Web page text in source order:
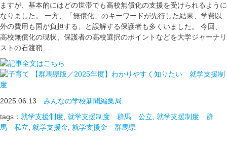
ますが、基本的にはどの世帯でも高校無償化の支援を受けられるように
なりました。 一方、「無償化」のキーワードが先行した結果、学費以
外の費用も国が負担する、と誤解する保護者も多くいました。 今回、
高校無償化の現状、保護者の高校選択のポイントなどを大学ジャーナリ
ストの石渡嶺 …
【群馬県版／2025年度】わかりやすく知りたい 就学支援制
度
2025.06.13 みんなの学校新聞編集局
tags： 就学支援制度 就学支援制度 群馬 公立 就学支援制度 群
馬 私立 就学支援金 就学支援金 群馬県